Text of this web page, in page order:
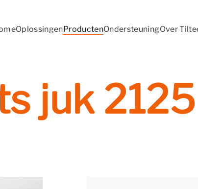
OplossingenProductenOndersteuningOver
juk 2125